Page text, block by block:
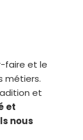
faire et le
métiers.
et
et
nous